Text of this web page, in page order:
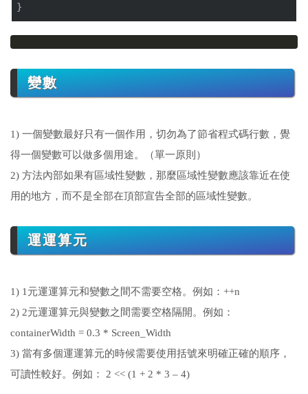
}
變數
1) 一個變數最好只有一個作用，切勿為了節省程式碼行數，覺
得一個變數可以做多個用途。（單一原則）
2) 方法內部如果有區域性變數，那麼區域性變數應該靠近在使
用的地方，而不是全部在頂部宣告全部的區域性變數。
運運算元
1) 1元運運算元和變數之間不需要空格。例如：++n
2) 2元運運算元與變數之間需要空格隔開。例如：
containerWidth = 0.3 * Screen_Width
3) 當有多個運運算元的時候需要使用括號來明確正確的順序，
可讀性較好。例如： 2 << (1 + 2 * 3 – 4)